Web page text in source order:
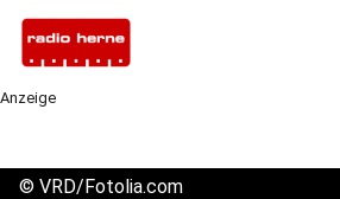
Anzeige
© VRD/Fotolia.com